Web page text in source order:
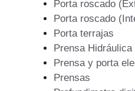
Porta roscado
Porta roscado
Porta terrajas
Prensa Hidráulica
Prensa y porta
Prensas